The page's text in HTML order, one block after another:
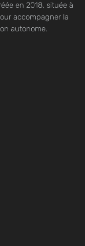
en 2018, située à
accompagner la
autonome.